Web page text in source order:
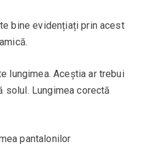
bine evidențiați prin acest
lungimea. Aceștia ar trebui
Lungimea corectă
pantalonilor